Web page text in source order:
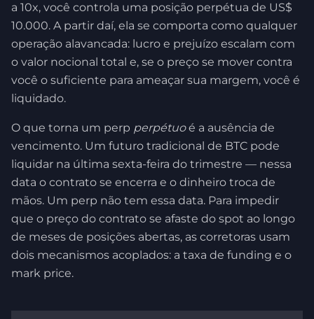
a 10x, você controla uma posição perpétua de US$
10.000. A partir daí, ela se comporta como qualquer
operação alavancada: lucro e prejuízo escalam com
o valor nocional total e, se o preço se mover contra
você o suficiente para ameaçar sua margem, você é
liquidado.
O que torna um perp perpétuoé a ausência de
vencimento. Um futuro tradicional de BTC pode
liquidar na última sexta-feira do trimestre — nessa
data o contrato se encerra e o dinheiro troca de
mãos. Um perp não tem essa data. Para impedir
que o preço do contrato se afaste do spot ao longo
de meses de posições abertas, as corretoras usam
dois mecanismos acoplados: a taxa de funding e o
mark price.